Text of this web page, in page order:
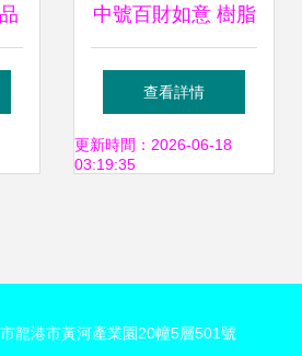
中號百財如意 樹脂
仿玉白菜擺件，家
居與商務禮品的雅
查看詳情
更新時間：2026-06-18
03:19:35
龍港市黃河產業園20幢5層501號